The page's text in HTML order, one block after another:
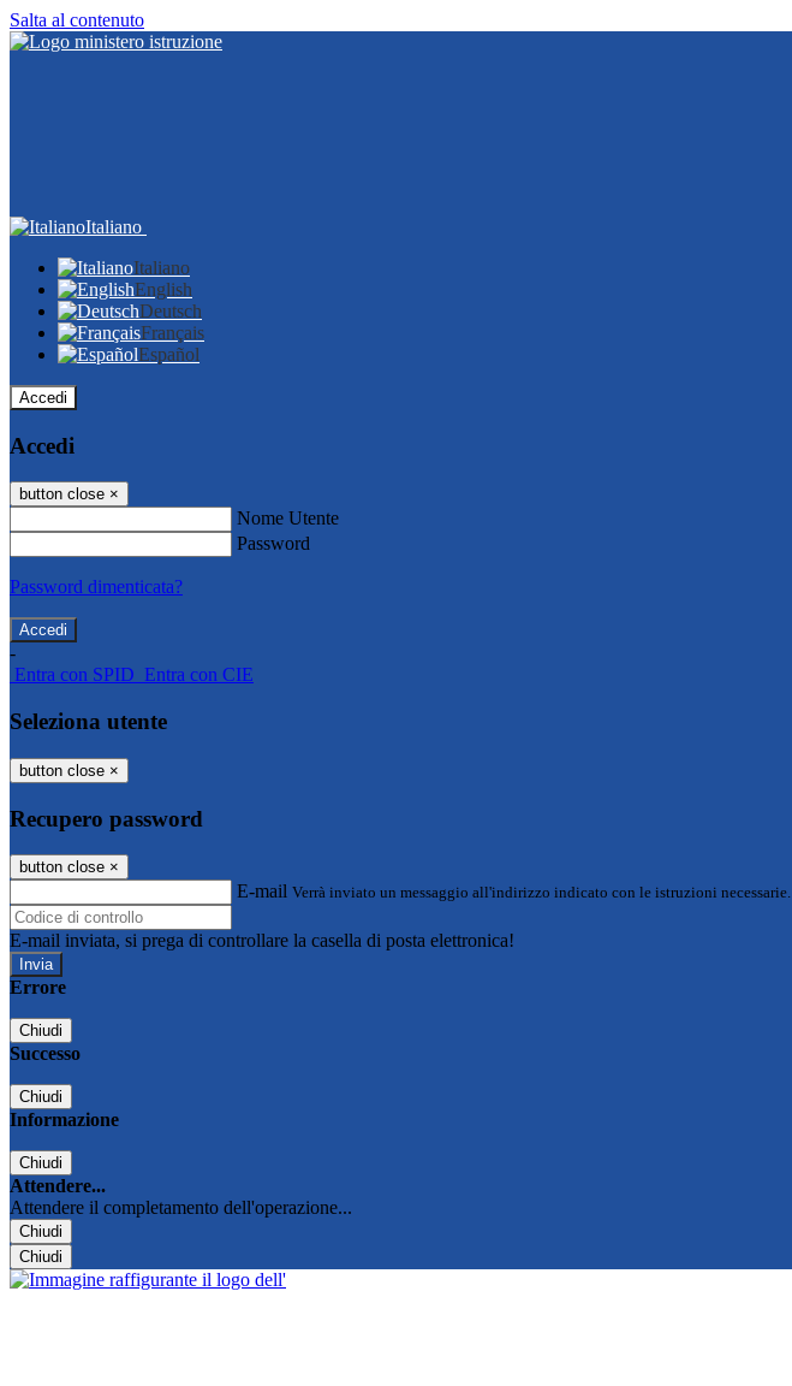
Salta al contenuto
Italiano
Italiano
English
Deutsch
Français
Español
Accedi
Accedi
button close ×
Nome Utente
Password
Password dimenticata?
-
Entra con SPID Entra con CIE
Seleziona utente
button close ×
Recupero password
button close ×
E-mail Verrà inviato un messaggio all'indirizzo indicato con le istruzioni necessarie.
E-mail inviata, si prega di controllare la casella di posta elettronica!
Errore
Chiudi
Successo
Chiudi
Informazione
Chiudi
Attendere...
Attendere il completamento dell'operazione...
Chiudi
Chiudi